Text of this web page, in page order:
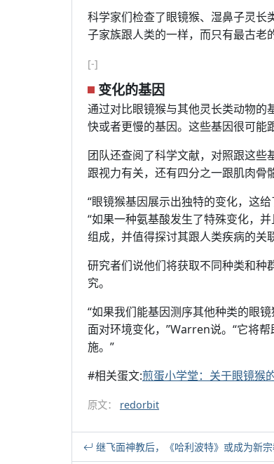
科学家们检查了眼镜猴、湿鼻子灵长
子家族跟人类的一样，而只有最古老
[-]
变化的基因
通过对比眼镜猴与其他灵长类动物的
快或者更慢的基因。这些基因很可能
团队还查阅了科学文献，对照跟这
跟视力有关，还有四分之一跟肌肉骨
“眼镜猴基因展示出独特的变化，这
“如果一种氨基酸发生了特殊变化，
组成，并值得探讨其跟人类疾病的关
研究者们说他们将获取不同种类和种
究。
“如果我们能基因测序其他种类的眼
面对环境变化，”Warren说。“它将
施。”
#相关蛋文:煎蛋小学堂：关于眼镜猴
原文： redorbit
继飞面神教后，《哈利波特》或成为新